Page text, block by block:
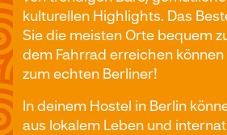
kulturellen Highlights. Das
Sie die meisten Orte bequem
dem Fahrrad erreichen können
zum echten Berliner!
In deinem Hostel in Berlin
aus lokalem Leben und